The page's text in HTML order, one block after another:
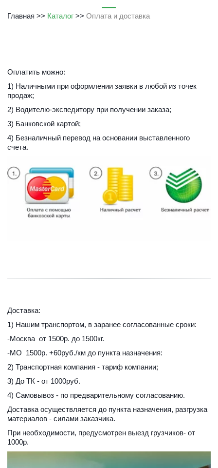
Главная >> Каталог >> Оплата и доставка
Оплатить можно:
1) Наличными при оформлении заявки в любой из точек
продаж;
2) Водителю-экспедитору при получении заказа;
3) Банковской картой;
4) Безналичный перевод на основании выставленного
счета.
Доставка:
1) Нашим транспортом, в заранее согласованные сроки:
-Москва  от 1500р. до 1500кг.
-МО  1500р. +60руб./км до пункта назначения:
2) Транспортная компания - тариф компании;
3) До ТК - от 1000руб.
4) Самовывоз - по предварительному согласованию.
Доставка осуществляется до пункта назначения, разгрузка
материалов - силами заказчика.
При необходимости, предусмотрен выезд грузчиков- от
1000р.